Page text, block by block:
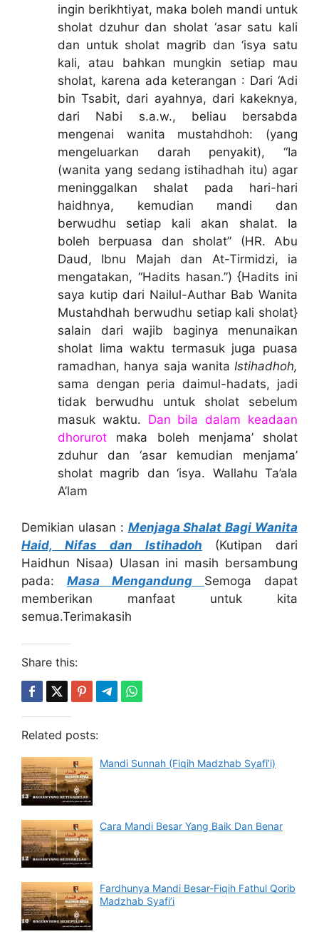
ingin berikhtiyat, maka boleh mandi untuk
sholat dzuhur dan sholat ‘asar satu kali
dan untuk sholat magrib dan ‘isya satu
kali, atau bahkan mungkin setiap mau
sholat, karena ada keterangan : Dari ‘Adi
bin Tsabit, dari ayahnya, dari kakeknya,
dari Nabi s.a.w., beliau bersabda
mengenai wanita mustahdhoh: (yang
mengeluarkan darah penyakit), “Ia
(wanita yang sedang istihadhah itu) agar
meninggalkan shalat pada hari-hari
haidhnya, kemudian mandi dan
berwudhu setiap kali akan shalat. Ia
boleh berpuasa dan sholat” (HR. Abu
Daud, Ibnu Majah dan At-Tirmidzi, ia
mengatakan, “Hadits hasan.”) {Hadits ini
saya kutip dari Nailul-Authar Bab Wanita
Mustahdhah berwudhu setiap kali sholat}
salain dari wajib baginya menunaikan
sholat lima waktu termasuk juga puasa
ramadhan, hanya saja wanita Istihadhoh,
sama dengan peria daimul-hadats, jadi
tidak berwudhu untuk sholat sebelum
masuk waktu. Dan bila dalam keadaan
dhorurot maka boleh menjama’ sholat
zduhur dan ‘asar kemudian menjama’
sholat magrib dan ‘isya. Wallahu Ta’ala
A’lam
Demikian ulasan : Menjaga Shalat Bagi Wanita
Haid, Nifas dan Istihadoh
(Kutipan dari
Haidhun Nisaa) Ulasan ini masih bersambung
pada: Masa Mengandung Semoga dapat
memberikan manfaat untuk kita
semua.Terimakasih
Share this:
Related posts:
Mandi Sunnah (Fiqih Madzhab Syafi’i)
Cara Mandi Besar Yang Baik Dan Benar
Fardhunya Mandi Besar-Fiqih Fathul Qorib
Madzhab Syafi’i